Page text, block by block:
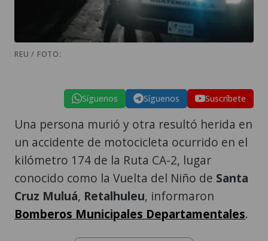
REU / FOTO:
Síguenos Síguenos Suscríbete
Una persona murió y otra resultó herida en
un accidente de motocicleta ocurrido en el
kilómetro 174 de la Ruta CA-2, lugar
conocido como la Vuelta del Niño de Santa
Cruz Muluá, Retalhuleu, informaron
Bomberos Municipales Departamentales.